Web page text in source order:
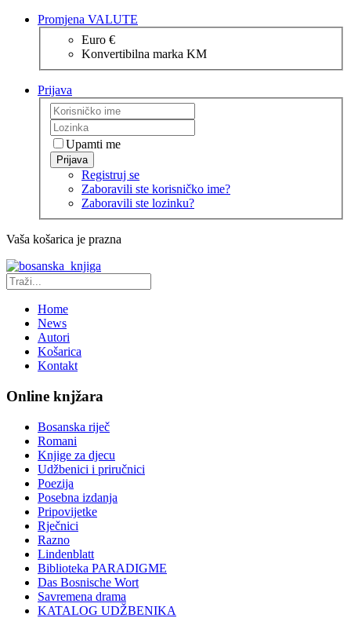
Promjena VALUTE
Euro €
Konvertibilna marka KM
Prijava
Upamti me
Prijava
Registruj se
Zaboravili ste korisničko ime?
Zaboravili ste lozinku?
Vaša košarica je prazna
Home
News
Autori
Košarica
Kontakt
Online knjžara
Bosanska riječ
Romani
Knjige za djecu
Udžbenici i priručnici
Poezija
Posebna izdanja
Pripovijetke
Rječnici
Razno
Lindenblatt
Biblioteka PARADIGME
Das Bosnische Wort
Savremena drama
KATALOG UDŽBENIKA